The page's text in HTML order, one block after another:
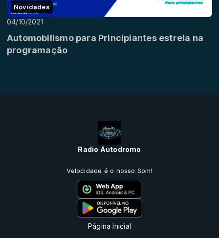
Novidades
04/10/2021
Automobilismo para Principiantes estreia na
programação
Radio Autodromo
Velocidade é o nosso Som!
Página Inicial